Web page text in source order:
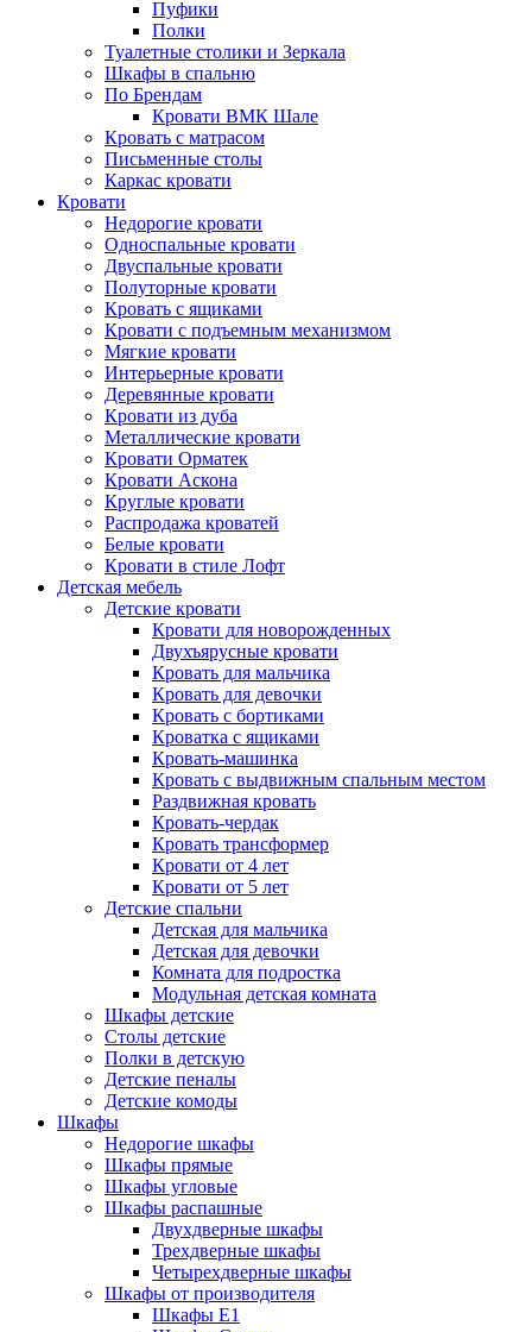
Пуфики
Полки
Туалетные столики и Зеркала
Шкафы в спальню
По Брендам
Кровати ВМК Шале
Кровать с матрасом
Письменные столы
Каркас кровати
Кровати
Недорогие кровати
Односпальные кровати
Двуспальные кровати
Полуторные кровати
Кровать с ящиками
Кровати с подъемным механизмом
Мягкие кровати
Интерьерные кровати
Деревянные кровати
Кровати из дуба
Металлические кровати
Кровати Орматек
Кровати Аскона
Круглые кровати
Распродажа кроватей
Белые кровати
Кровати в стиле Лофт
Детская мебель
Детские кровати
Кровати для новорожденных
Двухъярусные кровати
Кровать для мальчика
Кровать для девочки
Кровать с бортиками
Кроватка с ящиками
Кровать-машинка
Кровать с выдвижным спальным местом
Раздвижная кровать
Кровать-чердак
Кровать трансформер
Кровати от 4 лет
Кровати от 5 лет
Детские спальни
Детская для мальчика
Детская для девочки
Комната для подростка
Модульная детская комната
Шкафы детские
Столы детские
Полки в детскую
Детские пеналы
Детские комоды
Шкафы
Недорогие шкафы
Шкафы прямые
Шкафы угловые
Шкафы распашные
Двухдверные шкафы
Трехдверные шкафы
Четырехдверные шкафы
Шкафы от производителя
Шкафы E1